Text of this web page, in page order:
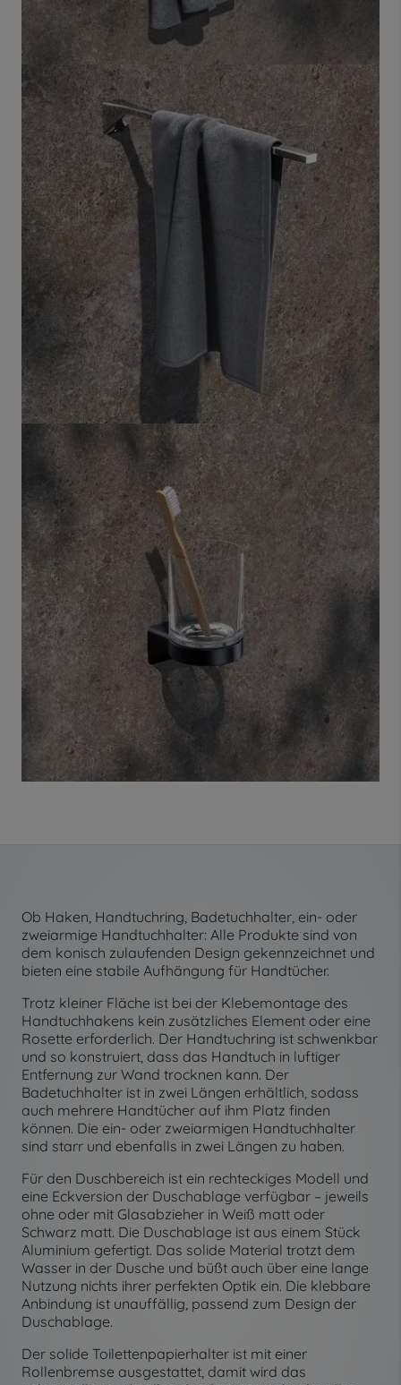
Ob Haken, Handtuchring, Badetuchhalter, ein- oder
zweiarmige Handtuchhalter: Alle Produkte sind von
dem konisch zulaufenden Design gekennzeichnet und
bieten eine stabile Aufhängung für Handtücher.
Trotz kleiner Fläche ist bei der Klebemontage des
Handtuchhakens kein zusätzliches Element oder eine
Rosette erforderlich. Der Handtuchring ist schwenkbar
und so konstruiert, dass das Handtuch in luftiger
Entfernung zur Wand trocknen kann. Der
Badetuchhalter ist in zwei Längen erhältlich, sodass
auch mehrere Handtücher auf ihm Platz finden
können. Die ein- oder zweiarmigen Handtuchhalter
sind starr und ebenfalls in zwei Längen zu haben.
Für den Duschbereich ist ein rechteckiges Modell und
eine Eckversion der Duschablage verfügbar – jeweils
ohne oder mit Glasabzieher in Weiß matt oder
Schwarz matt. Die Duschablage ist aus einem Stück
Aluminium gefertigt. Das solide Material trotzt dem
Wasser in der Dusche und büßt auch über eine lange
Nutzung nichts ihrer perfekten Optik ein. Die klebbare
Anbindung ist unauffällig, passend zum Design der
Duschablage.
Der solide Toilettenpapierhalter ist mit einer
Rollenbremse ausgestattet, damit wird das